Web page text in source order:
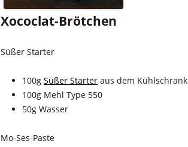
Xococlat-Brötchen
Süßer Starter
100g Süßer Starter aus dem Kühlschrank
100g Mehl Type 550
50g Wasser
Mo-Ses-Paste